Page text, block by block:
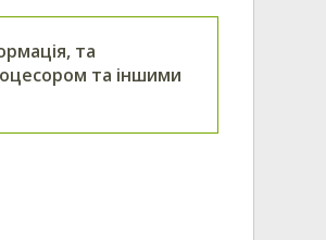
та
та іншими